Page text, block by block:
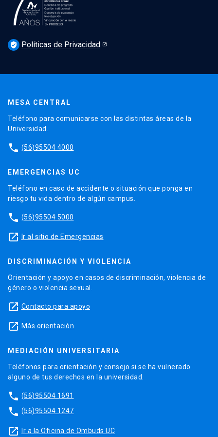
Noticias
Derecho UC en los medios
Newsletter Derecho UC 360
verified_user Políticas de Privacidad
MESA CENTRAL
Teléfono para comunicarse con las distintas áreas de la
Universidad.
phone (56)95504 4000
EMERGENCIAS UC
Teléfono en caso de accidente o situación que ponga en
riesgo tu vida dentro de algún campus.
phone (56)95504 5000
launch Ir al sitio de Emergencias
DISCRIMINACIÓN Y VIOLENCIA
Orientación y apoyo en casos de discriminación, violencia de
género o violencia sexual.
launch Contacto para apoyo
launch Más orientación
MEDIACIÓN UNIVERSITARIA
Teléfonos para orientación y consejo si se ha vulnerado
alguno de tus derechos en la universidad.
phone (56)95504 1691
phone (56)95504 1247
launch Ir a la Oficina de Ombuds UC